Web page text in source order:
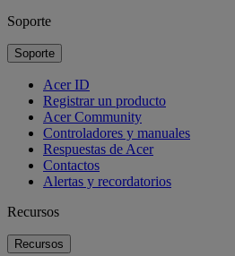
Soporte
Soporte
Acer ID
Registrar un producto
Acer Community
Controladores y manuales
Respuestas de Acer
Contactos
Alertas y recordatorios
Recursos
Recursos